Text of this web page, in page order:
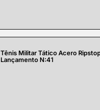
Tênis Militar Tático Acero
Lançamento N:41